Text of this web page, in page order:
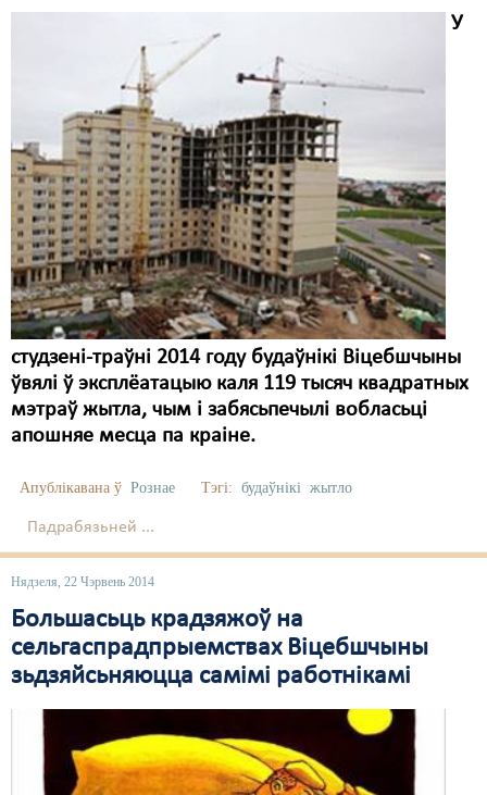
У
студзені-траўні 2014 году будаўнікі Віцебшчыны
ўвялі ў эксплёатацыю каля 119 тысяч квадратных
мэтраў жытла, чым і забясьпечылі вобласьці
апошняе месца па краіне.
Апублікавана ў Рознае Тэгі: будаўнікі жытло
Падрабязьней ...
Нядзеля, 22 Чэрвень 2014
Большасьць крадзяжоў на
сельгаспрадпрыемствах Віцебшчыны
зьдзяйсьняюцца самімі работнікамі
Правы працоўных
Сацыяльныя правы